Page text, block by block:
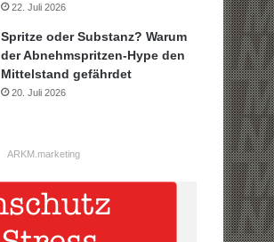
22. Juli 2026
Spritze oder Substanz? Warum
der Abnehmspritzen-Hype den
Mittelstand gefährdet
20. Juli 2026
ARKM.marketing